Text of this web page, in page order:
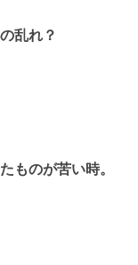
乱れ？
ものが苦い時。